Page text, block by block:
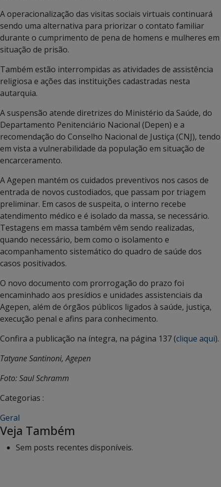
A operacionalização das visitas sociais virtuais continuará
sendo uma alternativa para priorizar o contato familiar
durante o cumprimento de pena de homens e mulheres em
situação de prisão.
Também estão interrompidas as atividades de assistência
religiosa e ações das instituições cadastradas nesta
autarquia.
A suspensão atende diretrizes do Ministério da Saúde, do
Departamento Penitenciário Nacional (Depen) e a
recomendação do Conselho Nacional de Justiça (CNJ), tendo
em vista a vulnerabilidade da população em situação de
encarceramento.
A Agepen mantém os cuidados preventivos nos casos de
entrada de novos custodiados, que passam por triagem
preliminar. Em casos de suspeita, o interno recebe
atendimento médico e é isolado da massa, se necessário.
Testagens em massa também vêm sendo realizadas,
quando necessário, bem como o isolamento e
acompanhamento sistemático do quadro de saúde dos
casos positivados.
O novo documento com prorrogação do prazo foi
encaminhado aos presídios e unidades assistenciais da
Agepen, além de órgãos públicos ligados à saúde, justiça,
execução penal e afins para conhecimento.
Confira a publicação na íntegra, na página 137 (clique aqui).
Tatyane Santinoni, Agepen
Foto: Saul Schramm
Categorias :
Geral
Veja Também
Sem posts recentes disponíveis.